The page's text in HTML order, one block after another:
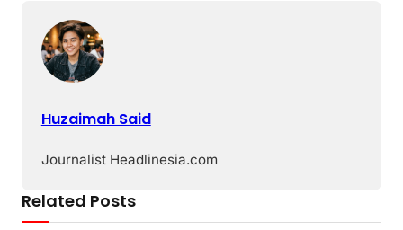
Huzaimah Said
Journalist Headlinesia.com
Related Posts